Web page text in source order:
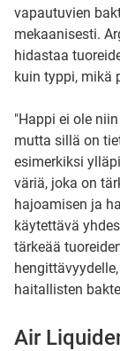
vapautuvien
mekaanisesti.
hidastaa
kuin typpi, mikä
"Happi ei ole
mutta sillä on
esimerkiksi
väriä, joka on
hajoamisen ja
käytettävä
tärkeää
haitallisten
Air